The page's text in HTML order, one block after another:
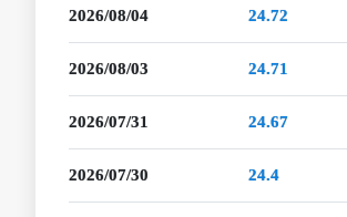
2026/08/04 24.72
2026/08/03 24.71
2026/07/31 24.67
2026/07/30 24.4